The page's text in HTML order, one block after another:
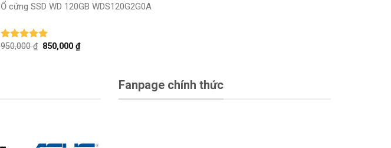
Ổ cứng SSD WD 120GB WDS120G2G0A
Được xếp
950,000₫ 850,000₫
Fanpage chính thức